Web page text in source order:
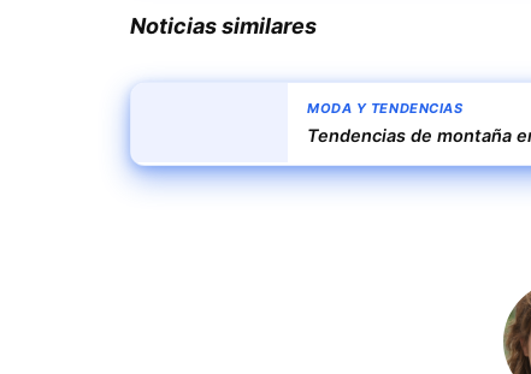
Noticias similares
MODA Y TENDENCIAS
Tendencias de montaña